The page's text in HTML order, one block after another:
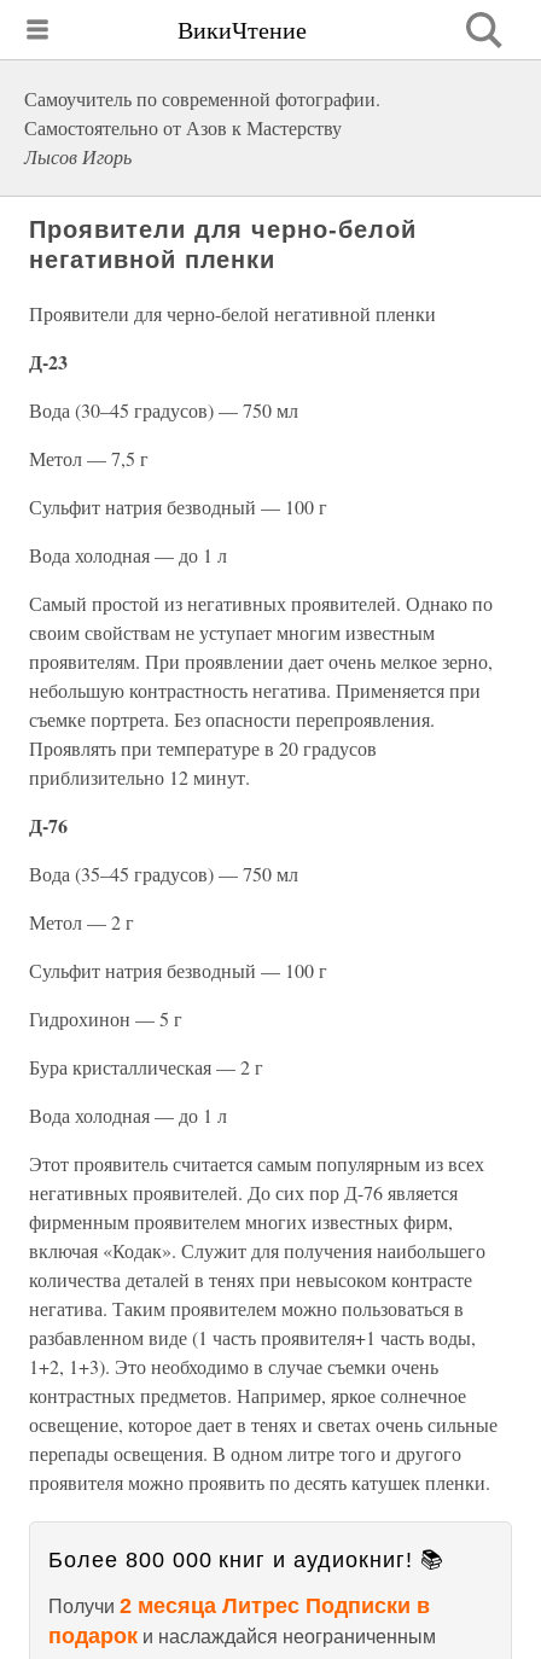
ВикиЧтение
Самоучитель по современной фотографии.
Самостоятельно от Азов к Мастерству
Лысов Игорь
Проявители для черно-белой
негативной пленки
Проявители для черно-белой негативной пленки
Д-23
Вода (30–45 градусов) — 750 мл
Метол — 7,5 г
Сульфит натрия безводный — 100 г
Вода холодная — до 1 л
Самый простой из негативных проявителей. Однако по
своим свойствам не уступает многим известным
проявителям. При проявлении дает очень мелкое зерно,
небольшую контрастность негатива. Применяется при
съемке портрета. Без опасности перепроявления.
Проявлять при температуре в 20 градусов
приблизительно 12 минут.
Д-76
Вода (35–45 градусов) — 750 мл
Метол — 2 г
Сульфит натрия безводный — 100 г
Гидрохинон — 5 г
Бура кристаллическая — 2 г
Вода холодная — до 1 л
Этот проявитель считается самым популярным из всех
негативных проявителей. До сих пор Д-76 является
фирменным проявителем многих известных фирм,
включая «Кодак». Служит для получения наибольшего
количества деталей в тенях при невысоком контрасте
негатива. Таким проявителем можно пользоваться в
разбавленном виде (1 часть проявителя+1 часть воды,
1+2, 1+3). Это необходимо в случае съемки очень
контрастных предметов. Например, яркое солнечное
освещение, которое дает в тенях и светах очень сильные
перепады освещения. В одном литре того и другого
проявителя можно проявить по десять катушек пленки.
Более 800 000 книг и аудиокниг! 📚
Получи 2 месяца Литрес Подписки в
подарок и наслаждайся неограниченным